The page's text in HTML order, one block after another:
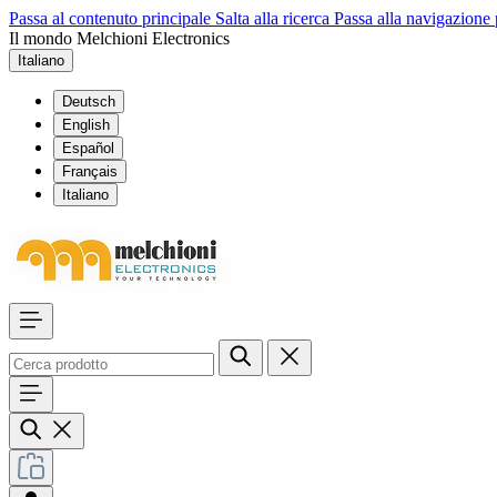
Passa al contenuto principale Salta alla ricerca Passa alla
Il mondo Melchioni Electronics
Italiano
Deutsch
English
Español
Français
Italiano